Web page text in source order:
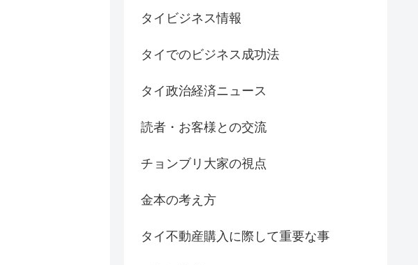
タイビジネス情報
タイでのビジネス成功法
タイ政治経済ニュース
読者・お客様との交流
チョンブリ大家の視点
金本の考え方
タイ不動産購入に際して重要な事